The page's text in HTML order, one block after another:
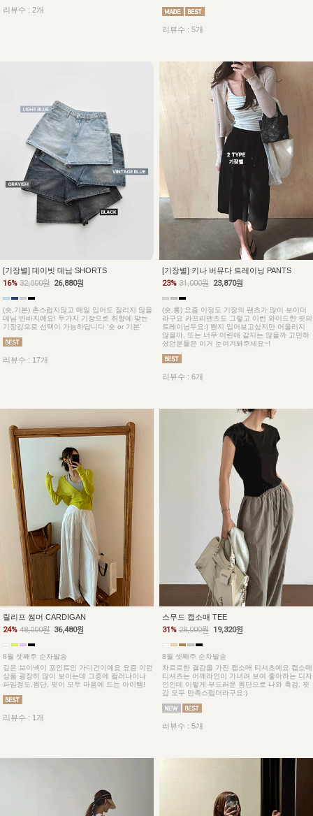
리뷰수 : 2개
리뷰수 : 5개
[기장별] 데이빗 데님 SHORTS
16% 32,000원 26,880원
(숏,기본) 촌스럽지않고 매일 입어도 질리지 않을
데님 반바지예요! 두가지 기장으로 취향에 맞는
기장감으로 선택이 가능하답니다 '숏 or 기본'
리뷰수 : 17개
[기장별] 키나 버뮤다 트레이닝 PANTS
23% 31,000원 23,870원
(숏,롱) 요즘 이정도 기장의 팬츠가 많이 보이더
라구요 카프리팬츠도 그렇고 이런 와이드한 핏의
트레이닝두요:) 왠지 입어보고싶지만 어울리지
않을까, 또는 너무 어린애 같지는 않을까 고민하
셨던분들은 이거 눈여겨봐주세요~!
리뷰수 : 6개
릴리프 썸머 CARDIGAN
24% 48,000원 36,480원
8월 셋째주 순차발송
깊은 브이넥이 포인트인 가디건이예요 요즘 이런
상품 굉장히 많이 보이는데 그중에 컬러나이나
파임정도,원단, 핏이 모두 마음에 드는 아이템!
리뷰수 : 1개
스무드 캡소매 TEE
31% 28,000원 19,320원
8월 셋째주 순차발송
차르르한 결감을 가진 캡소매 티셔츠예요 캡소매
티셔츠는 어깨라인이 가녀려 보여 좋아하는 디자
인인데 이렇게 부드러운 원단으로 나와 촉감, 핏
감 모두 만족스럽더라구요:)
리뷰수 : 5개